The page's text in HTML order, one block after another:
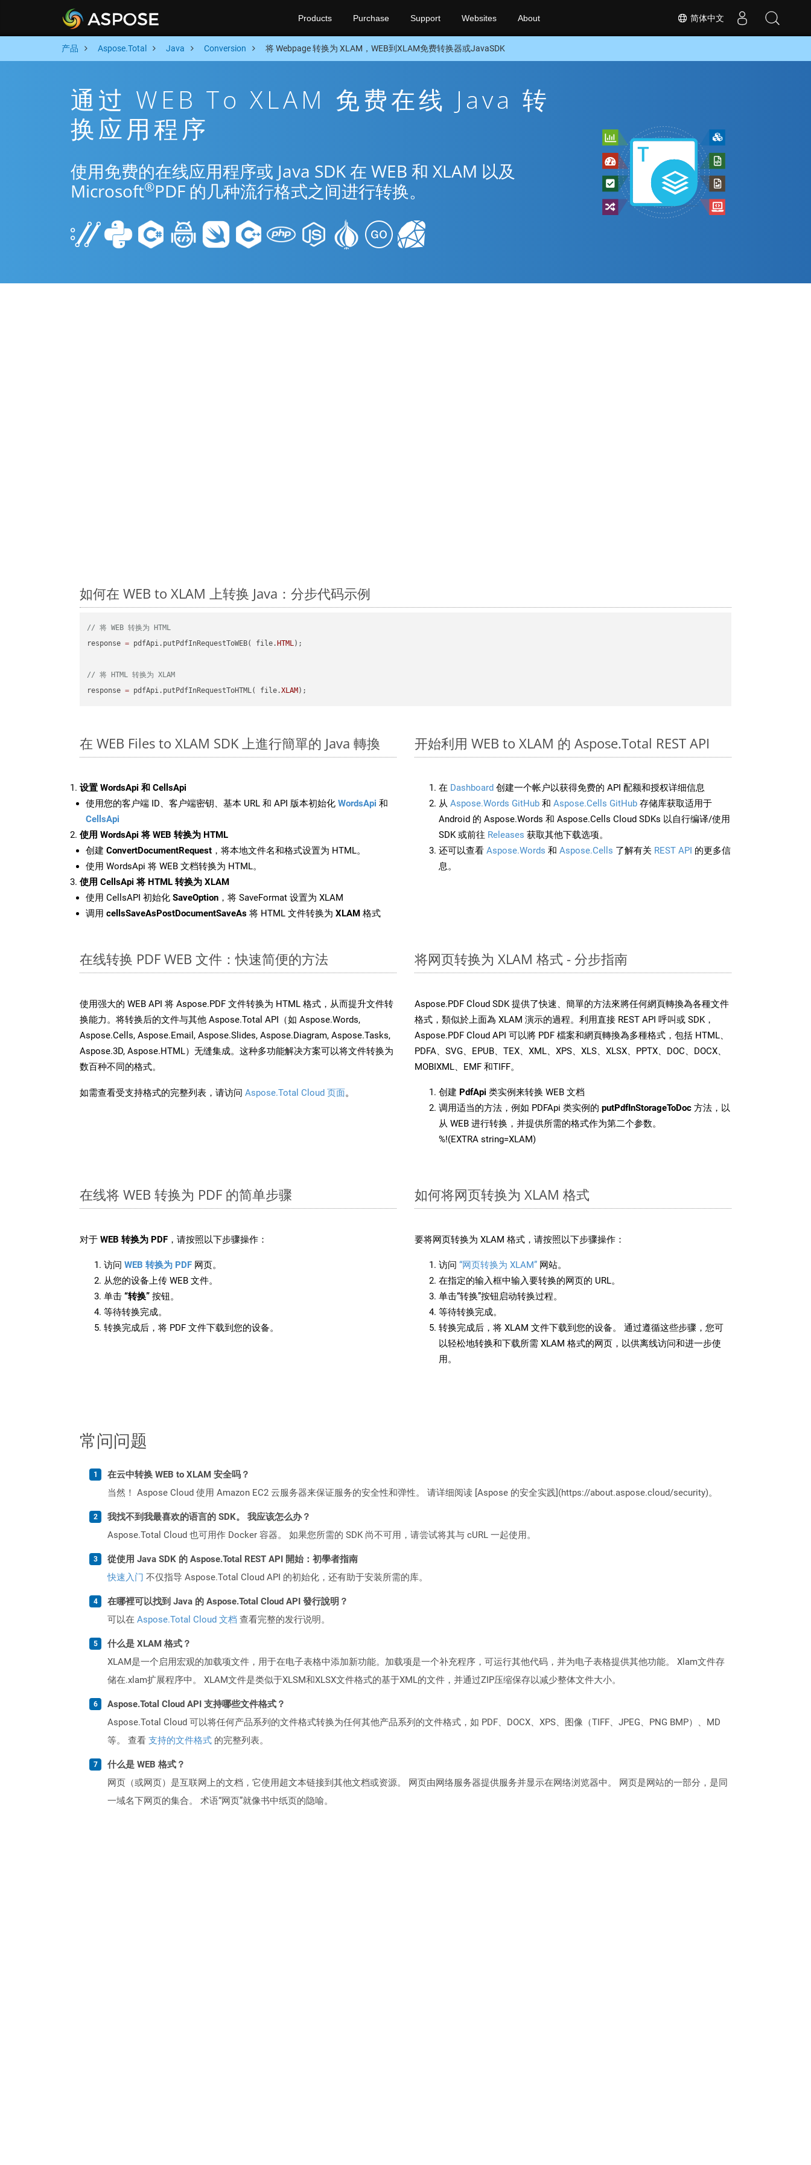
简体中文
Products Purchase Support Websites About
产品 Aspose.Total Java Conversion 将 Webpage 转换为 XLAM，WEB到XLAM免费转换器或JavaSDK
通过 WEB To XLAM 免费在线 Java 转
换应用程序
使用免费的在线应用程序或 Java SDK 在 WEB 和 XLAM 以及
Microsoft®PDF 的几种流行格式之间进行转换。
如何在 WEB to XLAM 上转换 Java：分步代码示例
// 将 WEB 转换为 HTML
response = pdfApi.putPdfInRequestToWEB( file. HTML);
// 将 HTML 转换为 XLAM
response = pdfApi.putPdfInRequestToHTML( file.XLAM
在 WEB Files to XLAM SDK 上進行簡單的 Java 轉換
设置 WordsApi 和 CellsApi
使用您的客户端 ID、客户端密钥、基本 URL 和 API 版本初始化 WordsApi 和
CellsApi
使用 WordsApi 将 WEB 转换为 HTML
创建 ConvertDocumentRequest ，将本地文件名和格式设置为 HTML。
使用 WordsApi 将 WEB 文档转换为 HTML。
使用 CellsApi 将 HTML 转换为 XLAM
使用 CellsAPI 初始化 SaveOption ，将 SaveFormat 设置为 XLAM
调用 cellsSaveAsPostDocumentSaveAs 将 HTML 文件转换为 XLAM 格式
开始利用 WEB to XLAM 的 Aspose.Total REST API
在 Dashboard 创建一个帐户以获得免费的 API 配额和授权详细信息
从 Aspose.Words GitHub 和 Aspose.Cells GitHub 存储库获取适用于
Android 的 Aspose.Words 和 Aspose.Cells Cloud SDKs 以自行编译/使用
SDK 或前往 Releases 获取其他下载选项。
还可以查看 Aspose.Words 和 Aspose.Cells 了解有关 REST API 的更多信
息。
在线转换 PDF WEB 文件：快速简便的方法
使用强大的 WEB API 将 Aspose.PDF 文件转换为 HTML 格式，从而提升文件转
换能力。将转换后的文件与其他 Aspose.Total API（如 Aspose.Words,
Aspose.Cells, Aspose.Email, Aspose.Slides, Aspose.Diagram, Aspose.Tasks,
Aspose.3D, Aspose.HTML）无缝集成。这种多功能解决方案可以将文件转换为
数百种不同的格式。
如需查看受支持格式的完整列表，请访问 Aspose.Total Cloud 页面。
将网页转换为 XLAM 格式 - 分步指南
Aspose.PDF Cloud SDK 提供了快速、簡單的方法來將任何網頁轉換為各種文件
格式，類似於上面為 XLAM 演示的過程。利用直接 REST API 呼叫或 SDK，
Aspose.PDF Cloud API 可以將 PDF 檔案和網頁轉換為多種格式，包括 HTML、
PDFA、SVG、EPUB、TEX、XML、XPS、XLS、XLSX、PPTX、DOC、DOCX、
MOBIXML、EMF 和TIFF。
创建 PdfApi 类实例来转换 WEB 文档
调用适当的方法，例如 PDFApi 类实例的 putPdfInStorageToDoc 方法，以
从 WEB 进行转换，并提供所需的格式作为第二个参数。
%!(EXTRA string=XLAM)
在线将 WEB 转换为 PDF 的简单步骤
对于 WEB 转换为 PDF ，请按照以下步骤操作：
访问 WEB 转换为 PDF 网页。
从您的设备上传 WEB 文件。
单击 “转换” 按钮。
等待转换完成。
转换完成后，将 PDF 文件下载到您的设备。
如何将网页转换为 XLAM 格式
要将网页转换为 XLAM 格式，请按照以下步骤操作：
访问 “网页转换为 XLAM” 网站。
在指定的输入框中输入要转换的网页的 URL。
单击“转换”按钮启动转换过程。
等待转换完成。
转换完成后，将 XLAM 文件下载到您的设备。 通过遵循这些步骤，您可
以轻松地转换和下载所需 XLAM 格式的网页，以供离线访问和进一步使
用。
常问问题
在云中转换 WEB to XLAM 安全吗？
当然！ Aspose Cloud 使用 Amazon EC2 云服务器来保证服务的安全性和弹性。 请详细阅读 [Aspose 的安全实践](https://about.aspose.cloud/security)。
我找不到我最喜欢的语言的 SDK。 我应该怎么办？
Aspose.Total Cloud 也可用作 Docker 容器。 如果您所需的 SDK 尚不可用，请尝试将其与 cURL 一起使用。
從使用 Java SDK 的 Aspose.Total REST API 開始：初學者指南
快速入门 不仅指导 Aspose.Total Cloud API 的初始化，还有助于安装所需的库。
在哪裡可以找到 Java 的 Aspose.Total Cloud API 發行說明？
可以在 Aspose.Total Cloud 文档 查看完整的发行说明。
什么是 XLAM 格式？
XLAM是一个启用宏观的加载项文件，用于在电子表格中添加新功能。加载项是一个补充程序，可运行其他代码，并为电子表格提供其他功能。 Xlam文件存
储在.xlam扩展程序中。 XLAM文件是类似于XLSM和XLSX文件格式的基于XML的文件，并通过ZIP压缩保存以减少整体文件大小。
Aspose.Total Cloud API 支持哪些文件格式？
Aspose.Total Cloud 可以将任何产品系列的文件格式转换为任何其他产品系列的文件格式，如 PDF、DOCX、XPS、图像（TIFF、JPEG、PNG BMP）、MD
等。 查看 支持的文件格式 的完整列表。
什么是 WEB 格式？
网页（或网页）是互联网上的文档，它使用超文本链接到其他文档或资源。 网页由网络服务器提供服务并显示在网络浏览器中。 网页是网站的一部分，是同
一域名下网页的集合。 术语“网页”就像书中纸页的隐喻。